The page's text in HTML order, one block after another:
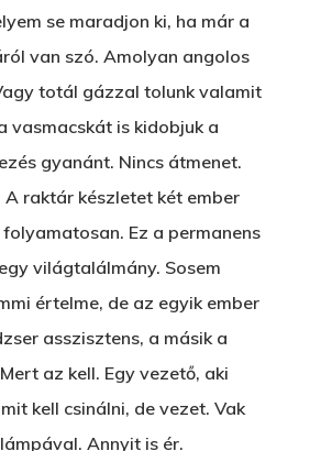
se maradjon ki, ha már a
van szó. Amolyan angolos
totál gázzal tolunk valamit
vasmacskát is kidobjuk a
gyanánt. Nincs átmenet.
raktár készletet két ember
Ez a permanens
világtalálmány. Sosem
értelme, de az egyik ember
asszisztens, a másik a
az kell. Egy vezető, aki
kell csinálni, de vezet. Vak
Annyit is ér.